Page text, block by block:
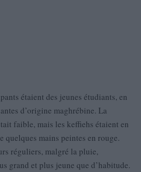
étaient des jeunes étudiants, en
d’origine maghrébine. La
faible, mais les keffiehs étaient en
quelques mains peintes en rouge.
réguliers, malgré la pluie,
grand et plus jeune que d’habitude.